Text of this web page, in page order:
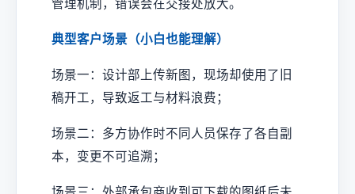
管理机制，错误会在交接处放大。
典型客户场景（小白也能理解）
场景一：设计部上传新图，现场却使用了旧
稿开工，导致返工与材料浪费；
场景二：多方协作时不同人员保存了各自副
本，变更不可追溯；